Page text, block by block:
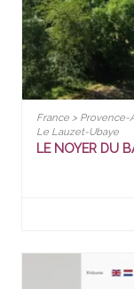
France >
Le Lauzet-Ubaye
LE NOYER DU